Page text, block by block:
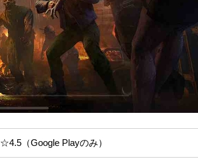
☆4.5（Google Playのみ）